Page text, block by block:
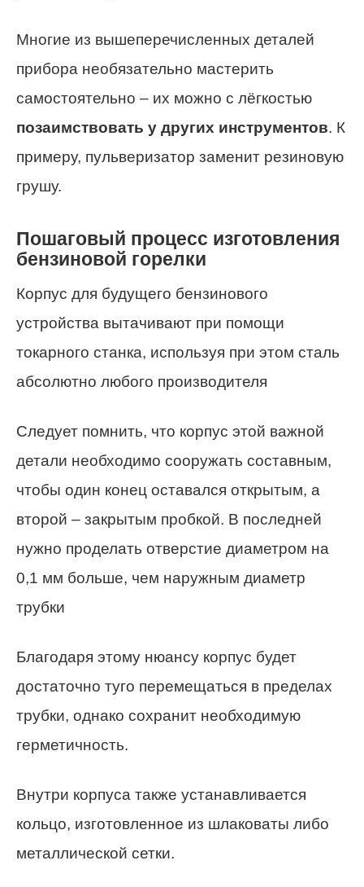
Многие из вышеперечисленных деталей
прибора необязательно мастерить
самостоятельно – их можно с лёгкостью
позаимствовать у других инструментов. К
примеру, пульверизатор заменит резиновую
грушу.
Пошаговый процесс изготовления
бензиновой горелки
Корпус для будущего бензинового
устройства вытачивают при помощи
токарного станка, используя при этом сталь
абсолютно любого производителя
Следует помнить, что корпус этой важной
детали необходимо сооружать составным,
чтобы один конец оставался открытым, а
второй – закрытым пробкой. В последней
нужно проделать отверстие диаметром на
0,1 мм больше, чем наружным диаметр
трубки
Благодаря этому нюансу корпус будет
достаточно туго перемещаться в пределах
трубки, однако сохранит необходимую
герметичность.
Внутри корпуса также устанавливается
кольцо, изготовленное из шлаковаты либо
металлической сетки.